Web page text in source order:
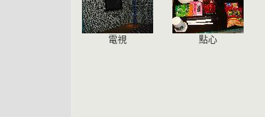
電視 點心